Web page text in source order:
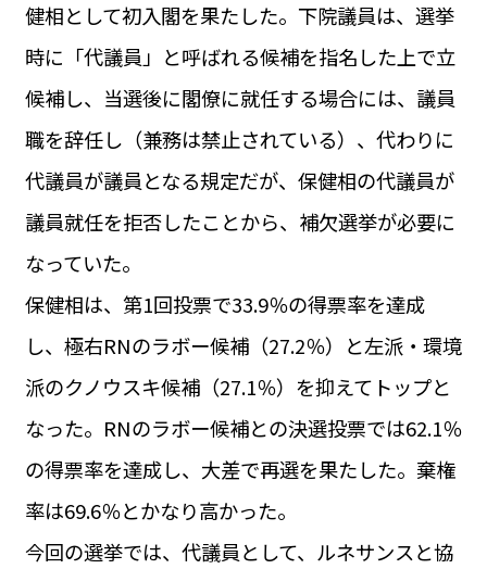
TAG
タグ
#パリ
#お土産 #トリビア
#データで読み解くフランス
#フランスの教育制度
#アプリ
#いざという時に
#カルカッソンヌ Carcassonne
#サステナブル
#フランス生活
#レシピ #ビューティー
#コスメ
#アルザス地方
#フランスの地方 #フロマージュ
#おでかけ
健相として初入閣を果たした。下院議員は、選挙
時に「代議員」と呼ばれる候補を指名した上で立
候補し、当選後に閣僚に就任する場合には、議員
職を辞任し（兼務は禁止されている）、代わりに
代議員が議員となる規定だが、保健相の代議員が
議員就任を拒否したことから、補欠選挙が必要に
なっていた。
保健相は、第1回投票で33.9％の得票率を達成
し、極右RNのラボー候補（27.2％）と左派・環境
派のクノウスキ候補（27.1％）を抑えてトップと
なった。RNのラボー候補との決選投票では62.1％
の得票率を達成し、大差で再選を果たした。棄権
率は69.6％とかなり高かった。
今回の選挙では、代議員として、ルネサンスと協